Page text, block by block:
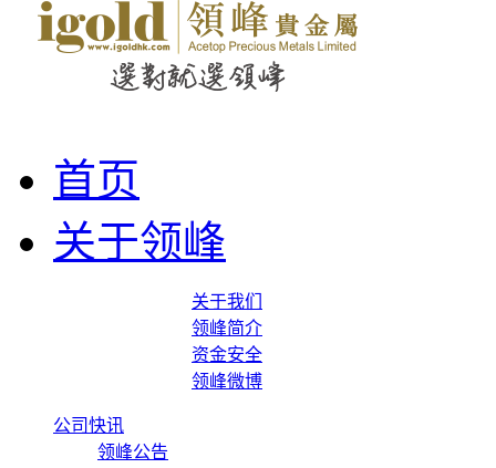
首页
关于领峰
关于我们
领峰简介
资金安全
领峰微博
公司快讯
领峰公告